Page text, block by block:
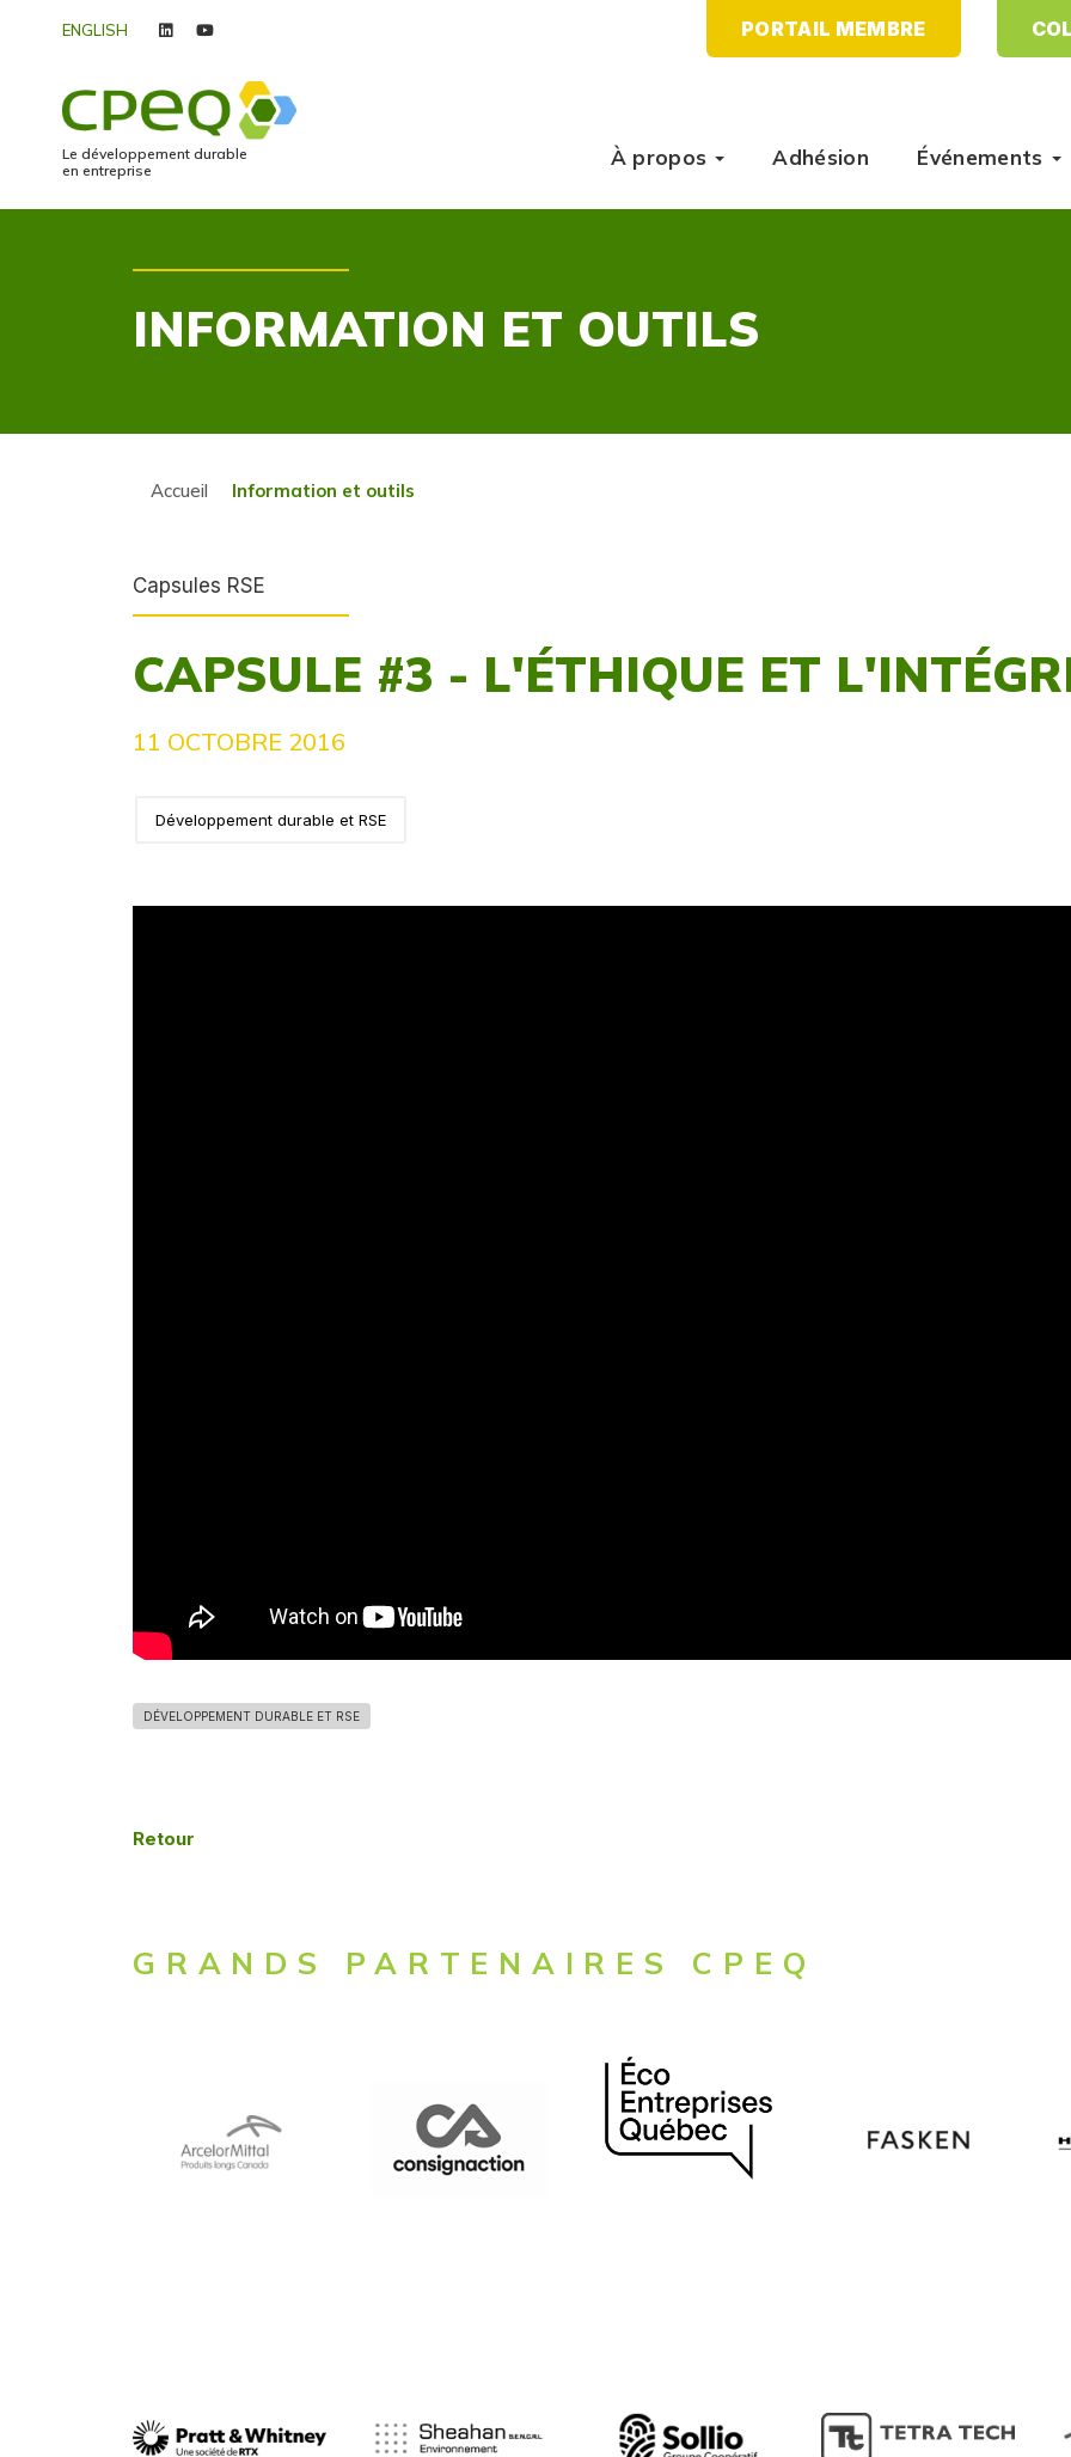
ENGLISH linkedinyoutube PORTAIL MEMBRE
Le développement durable
en entreprise
À propos Adhésion Événements
INFORMATION ET OUTILS
Accueil Information et outils
Capsules RSE
CAPSULE #3 - L'ÉTHIQUE ET
11 OCTOBRE 2016
Développement durable et RSE
DÉVELOPPEMENT DURABLE ET RSE
Retour
GRANDS PARTENAIRES CPEQ